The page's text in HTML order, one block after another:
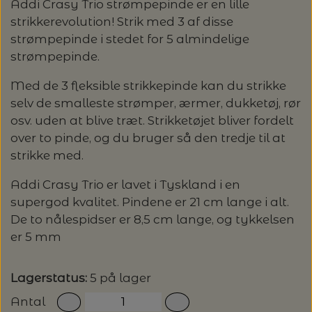
LANG YARNS: CARPE DIEM - SPAR 20%
STRIKKEBØGER PÅ TILBUD
LANG YARNS: SPAR 20% - DESIRE
LANG YARNS: CASHMERE CLASSIC - SPAR
30%
PACUALI: SAYAMA - SPAR 15%
HJELHOLT
ISTEX - LOPI
ITO GARN
KAREN KLARBÆK
KATIA CONCEPT
KNITTING FOR OLIVE
FILCOLANA
HANNE LARSEN STRIK
HANNE RIMMEN DESIGN
HJELHOLT
ISTEX
KIT COUTURE
HELE SÆT
T-SHIRTS OG TOP
TILBEHØR
KNITPRO - UDSKIFTELIGE RUNDP. &
WIRES
UDSKIFTELIGE RUNDPINDESÆT
GLERUP YATZY - SINGLE SÆT M.
TERNINGER
TERNINGER
ULDSÆBE
SONETT – ØKOLOGISK SÆBE OG
EUCALAN
ISAGER - ULDSÆBE/WOOLSOAP
COCOKNITS
BLOCKERSÆT/BLOKKESÆT
ELASTIKKER
GARNVINDER / KRYDSNØGLEAPPARAT
MASKEMARKØRER
POMP STICH
VERVACO - PÅTEGNET BRODERI
PERMIN - BRODERI
SAKSE
STRIKKENÅLE, SYNÅLE OG PUNCHNÅLE
SYTRÅD
GLERUPS HJEMMESKO
GLERUPS TØFFEL
GLERUPS STØVLE
GLERUPS FILTSÅLER
HAFLINGER SKO - UDE OG INDE
VOKSEN HJEMMESKO
SILKEBORG ULDSPINDERI
PLAIDER
MUUD LIVING
TILBEHØR - MUUD LIVING
HACHIMAN
OM OS
ÅBNINGSTIDER
Addi Crasy Trio strømpepinde er en lille
strikkerevolution! Strik med 3 af disse
strømpepinde i stedet for 5 almindelige
strømpepinde.
Med de 3 fleksible strikkepinde kan du strikke
selv de smalleste strømper, ærmer, dukketøj, rør
osv. uden at blive træt. Strikketøjet bliver fordelt
over to pinde, og du bruger så den tredje til at
strikke med.
Addi Crasy Trio er lavet i Tyskland i en
supergod kvalitet. Pindene er 21 cm lange i alt.
De to nålespidser er 8,5 cm lange, og tykkelsen
er 5 mm
Lagerstatus: 5 på lager
Antal